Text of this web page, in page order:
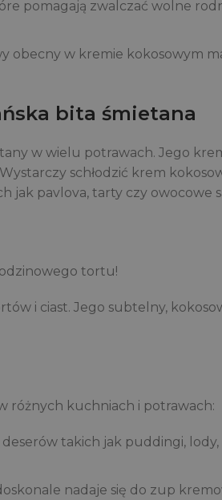
pomagają zwalczać wolne
obecny w kremie kokosowym
bita śmietana
w wielu potrawach. Jego
schłodzić krem
jak pavlova, tarty czy owocowe
tortu!
i ciast. Jego subtelny,
różnych kuchniach i potrawach:
takich jak puddingi,
nadaje się do zup